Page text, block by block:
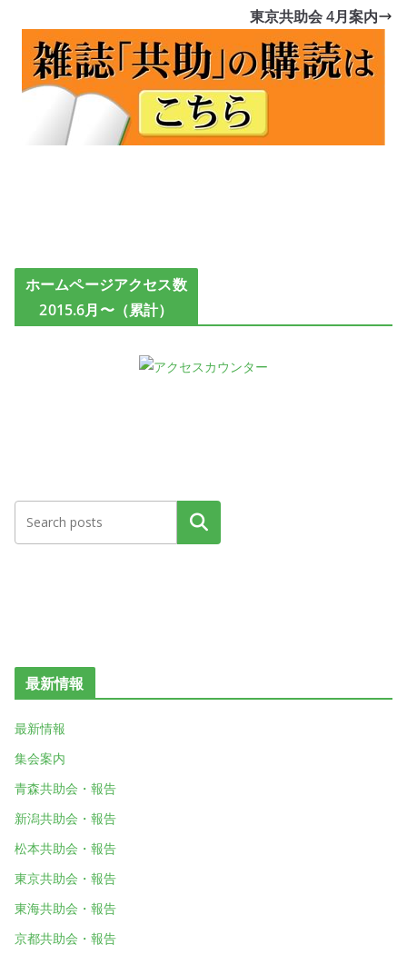
東京共助会 4月案内
ホームページアクセス数
2015.6月〜（累計）
検索
最新情報
最新情報
集会案内
青森共助会・報告
新潟共助会・報告
松本共助会・報告
東京共助会・報告
東海共助会・報告
京都共助会・報告